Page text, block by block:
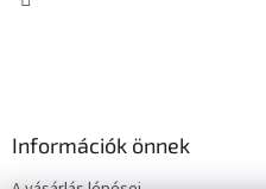
Információk önnek